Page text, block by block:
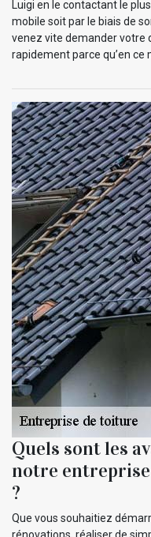
Luigi en le contactant le
mobile soit par le biais de
venez vite demander votre
rapidement parce qu’en ce
Quels sont les
notre
?
Que vous souhaitiez